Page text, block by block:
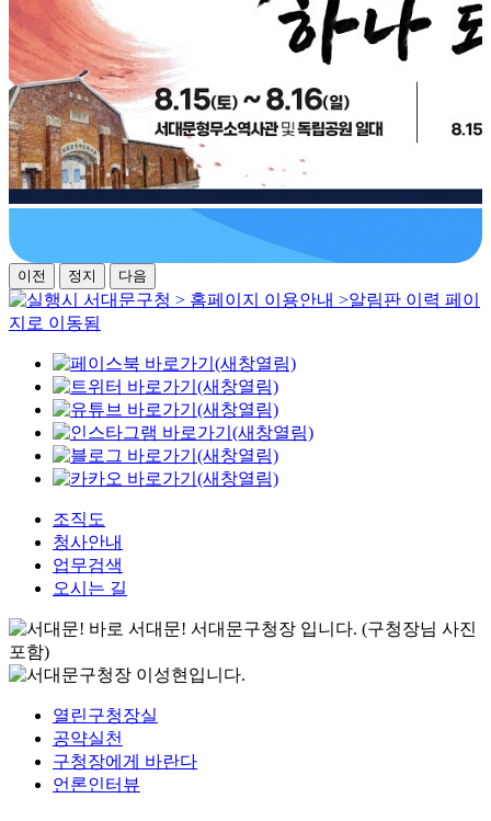
이전 정지 다음
조직도
청사안내
업무검색
오시는 길
열린구청장실
공약실천
구청장에게 바란다
언론인터뷰